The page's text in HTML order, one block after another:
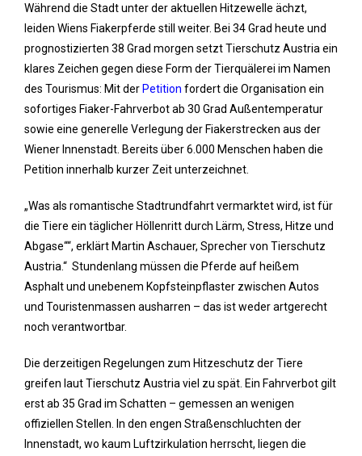
Während die Stadt unter der aktuellen Hitzewelle ächzt,
leiden Wiens Fiakerpferde still weiter. Bei 34 Grad heute und
prognostizierten 38 Grad morgen setzt Tierschutz Austria ein
klares Zeichen gegen diese Form der Tierquälerei im Namen
des Tourismus: Mit der Petition fordert die Organisation ein
sofortiges Fiaker-Fahrverbot ab 30 Grad Außentemperatur
sowie eine generelle Verlegung der Fiakerstrecken aus der
Wiener Innenstadt. Bereits über 6.000 Menschen haben die
Petition innerhalb kurzer Zeit unterzeichnet.
„Was als romantische Stadtrundfahrt vermarktet wird, ist für
die Tiere ein täglicher Höllenritt durch Lärm, Stress, Hitze und
Abgase““, erklärt Martin Aschauer, Sprecher von Tierschutz
Austria.“ Stundenlang müssen die Pferde auf heißem
Asphalt und unebenem Kopfsteinpflaster zwischen Autos
und Touristenmassen ausharren – das ist weder artgerecht
noch verantwortbar.
Die derzeitigen Regelungen zum Hitzeschutz der Tiere
greifen laut Tierschutz Austria viel zu spät. Ein Fahrverbot gilt
erst ab 35 Grad im Schatten – gemessen an wenigen
offiziellen Stellen. In den engen Straßenschluchten der
Innenstadt, wo kaum Luftzirkulation herrscht, liegen die